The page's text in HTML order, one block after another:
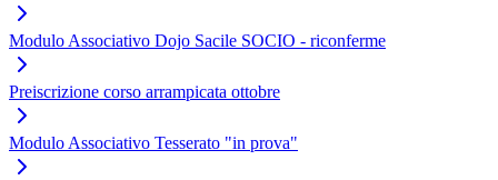
Modulo Associativo Dojo Sacile SOCIO - riconferme
Preiscrizione corso arrampicata ottobre
Modulo Associativo Tesserato "in prova"